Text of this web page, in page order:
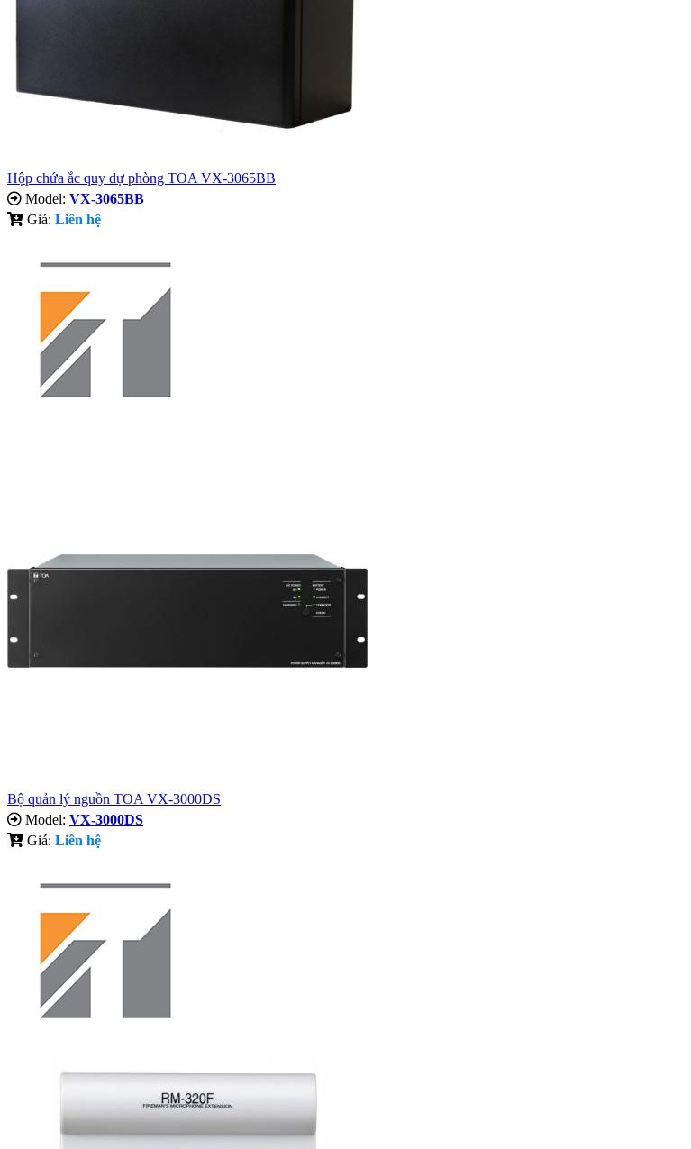
Hộp chứa ắc quy dự phòng TOA VX-3065BB
Model: VX-3065BB
Giá: Liên hệ
Bộ quản lý nguồn TOA VX-3000DS
Model: VX-3000DS
Giá: Liên hệ